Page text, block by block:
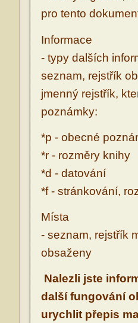
pro tento
Informace
- typy dalších
seznam, rejstřík
jmenný rejstřík,
poznámky:
*p - obecné
*r - rozměry knihy
*d - datování
*f - stránkování,
Místa
- seznam, rejstřík
obsaženy
Nalezli jste
další fungování
urychlit přepis